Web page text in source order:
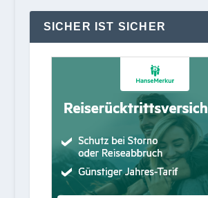
SICHER IST SICHER